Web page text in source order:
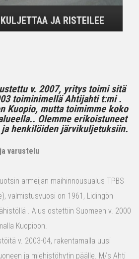
JA RISTEILEE
v. 2007, yritys toimi sitä
toiminimellä Ahtijahti t:mi .
Kuopio, mutta toimimme koko
Olemme erikoistuneet
henkilöiden järvikuljetuksiin.
varustelu
armeijan maihinnousualus TPBS
valmistusvuosi on 1961, Lidingön
. Alus ostettiin Suomeen v. 2000
Kuopioon.
v. 2003-04, rakentamalla uusi
ja miehistöhytin päälle. M/s Ahti